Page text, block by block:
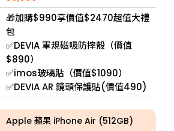
🎁加購$990享價值$2470超值大禮
包
✅DEVIA 軍規磁吸防摔殼（價值
$890）
✅imos玻璃貼（價值$1090）
✅DEVIA AR 鏡頭保護貼(價值490)
Apple 蘋果 iPhone Air (512GB)